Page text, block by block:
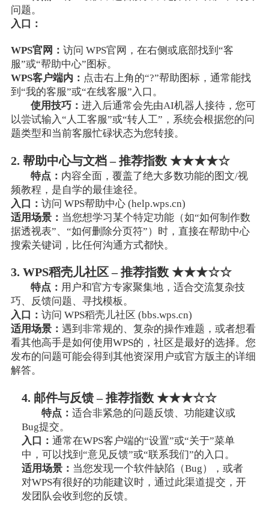
问题。
入口：
WPS官网： 访问 WPS官网，在右侧或底部找到“客
服”或“帮助中心”图标。
WPS客户端内： 点击右上角的“?”帮助图标，通常能找
到“我的客服”或“在线客服”入口。
使用技巧：进入后通常会先由AI机器人接待，您可
以尝试输入“人工客服”或“转人工”，系统会根据您的问
题类型和当前客服忙碌状态为您转接。
2. 帮助中心与文档 – 推荐指数 ★★★★☆
特点： 内容全面，覆盖了绝大多数功能的图文/视
频教程，是自学的最佳途径。
入口： 访问 WPS帮助中心 (help.wps.cn)
适用场景： 当您想学习某个特定功能（如“如何制作数
据透视表”、“如何删除分页符”）时，直接在帮助中心
搜索关键词，比任何沟通方式都快。
3. WPS稻壳儿社区 – 推荐指数 ★★★☆☆
特点： 用户和官方专家聚集地，适合交流复杂技
巧、反馈问题、寻找模板。
入口： 访问 WPS稻壳儿社区 (bbs.wps.cn)
适用场景： 遇到非常规的、复杂的操作难题，或者想看
看其他高手是如何使用WPS的，社区是最好的选择。您
发布的问题可能会得到其他资深用户或官方版主的详细
解答。
4. 邮件与反馈 – 推荐指数 ★★★☆☆
特点：适合非紧急的问题反馈、功能建议或
Bug提交。
入口： 通常在WPS客户端的“设置”或“关于”菜单
中，可以找到“意见反馈”或“联系我们”的入口。
适用场景： 当您发现一个软件缺陷（Bug），或者
对WPS有很好的功能建议时，通过此渠道提交，开
发团队会收到您的反馈。